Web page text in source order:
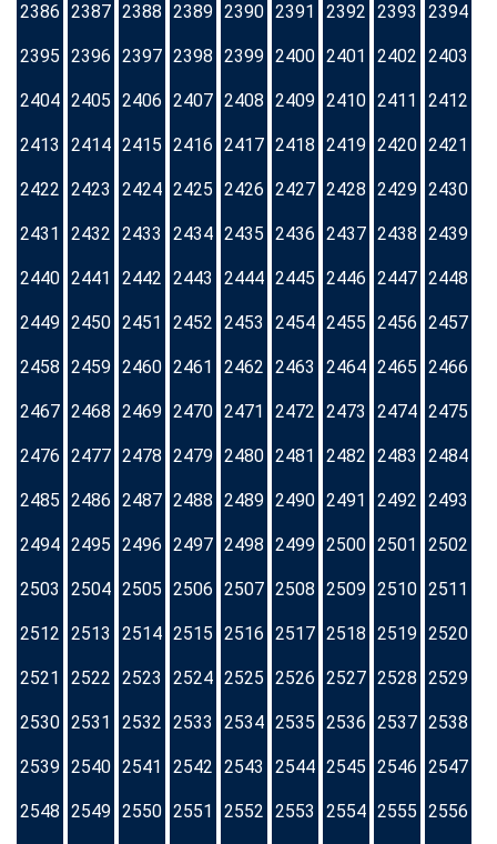
2386 2387 2388 2389 2390 2391 2392 2393 2394
2395 2396 2397 2398 2399 2400 2401 2402 2403
2404 2405 2406 2407 2408 2409 2410 2411 2412
2413 2414 2415 2416 2417 2418 2419 2420 2421
2422 2423 2424 2425 2426 2427 2428 2429 2430
2431 2432 2433 2434 2435 2436 2437 2438 2439
2440 2441 2442 2443 2444 2445 2446 2447 2448
2449 2450 2451 2452 2453 2454 2455 2456 2457
2458 2459 2460 2461 2462 2463 2464 2465 2466
2467 2468 2469 2470 2471 2472 2473 2474 2475
2476 2477 2478 2479 2480 2481 2482 2483 2484
2485 2486 2487 2488 2489 2490 2491 2492 2493
2494 2495 2496 2497 2498 2499 2500 2501 2502
2503 2504 2505 2506 2507 2508 2509 2510 2511
2512 2513 2514 2515 2516 2517 2518 2519 2520
2521 2522 2523 2524 2525 2526 2527 2528 2529
2530 2531 2532 2533 2534 2535 2536 2537 2538
2539 2540 2541 2542 2543 2544 2545 2546 2547
2548 2549 2550 2551 2552 2553 2554 2555 2556